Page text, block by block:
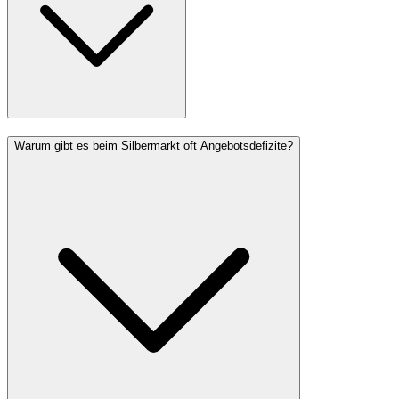
Warum gibt es beim Silbermarkt oft Angebotsdefizite?